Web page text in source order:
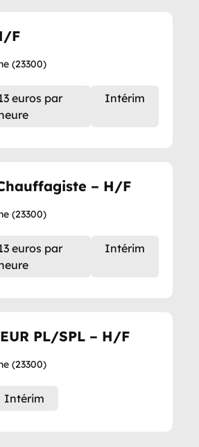
F
(23300)
euros par
Intérim
– H/F
(23300)
euros par
Intérim
PL/SPL – H/F
(23300)
Intérim